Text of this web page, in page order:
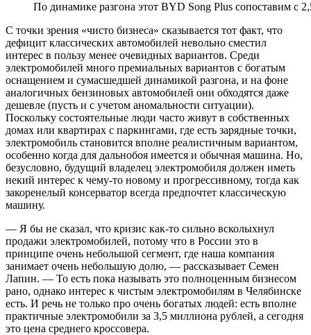
По динамике разгона этот BYD Song Plus сопоставим с
С точки зрения «чисто бизнеса» сказывается тот факт, что
дефицит классических автомобилей невольно сместил
интерес в пользу менее очевидных вариантов. Среди
электромобилей много премиальных вариантов с богатым
оснащением и сумасшедшей динамикой разгона, и на фоне
аналогичных бензиновых автомобилей они обходятся даже
дешевле (пусть и с учетом аномальности ситуации).
Поскольку состоятельные люди часто живут в собственных
домах или квартирах с паркингами, где есть зарядные точки,
электромобиль становится вполне реалистичным вариантом,
особенно когда для дальнобоя имеется и обычная машина. Но,
безусловно, будущий владелец электромобиля должен иметь
некий интерес к чему-то новому и прогрессивному, тогда как
закоренелый консерватор всегда предпочтет классическую
машину.
— Я бы не сказал, что кризис как-то сильно всколыхнул
продажи электромобилей, потому что в России это в
принципе очень небольшой сегмент, где наша компания
занимает очень небольшую долю, — рассказывает Семен
Лапин. — То есть пока называть это полноценным бизнесом
рано, однако интерес к чистым электромобилям в Челябинске
есть. И речь не только про очень богатых людей: есть вполне
практичные электромобили за 3,5 миллиона рублей, а сегодня
это цена среднего кроссовера.